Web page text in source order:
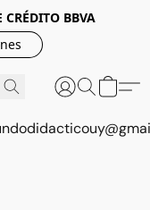
CRÉDITO BBVA